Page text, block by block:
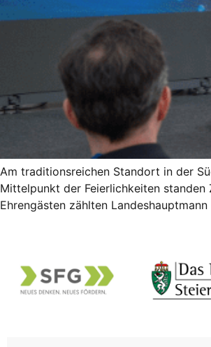
Am traditionsreichen Standort in der
Mittelpunkt der Feierlichkeiten
Ehrengästen zählten